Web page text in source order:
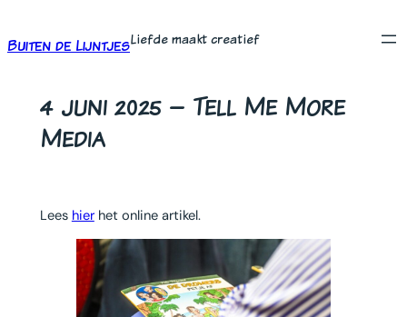
naar
Buiten de LijntjesLiefde maakt creatief
4 juni 2025 – Tell Me More
Media
Lees hierhet online artikel.